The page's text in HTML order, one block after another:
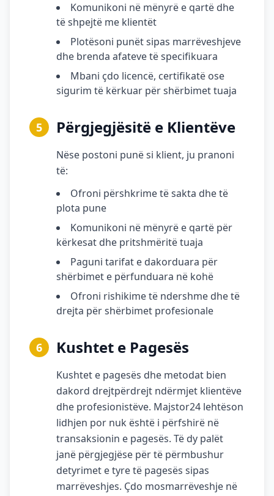
Komunikoni në mënyrë e qartë dhe
të shpejtë me klientët
Plotësoni punët sipas marrëveshjeve
dhe brenda afateve të specifikuara
Mbani çdo licencë, certifikatë ose
sigurim të kërkuar për shërbimet tuaja
5 Përgjegjësitë e Klientëve
Nëse postoni punë si klient, ju pranoni
të:
Ofroni përshkrime të sakta dhe të
plota pune
Komunikoni në mënyrë e qartë për
kërkesat dhe pritshmëritë tuaja
Paguni tarifat e dakorduara për
shërbimet e përfunduara në kohë
Ofroni rishikime të ndershme dhe të
drejta për shërbimet profesionale
6 Kushtet e Pagesës
Kushtet e pagesës dhe metodat bien
dakord drejtpërdrejt ndërmjet klientëve
dhe profesionistëve. Majstor24 lehtëson
lidhjen por nuk është i përfshirë në
transaksionin e pagesës. Të dy palët
janë përgjegjëse për të përmbushur
detyrimet e tyre të pagesës sipas
marrëveshjes. Çdo mosmarrëveshje në